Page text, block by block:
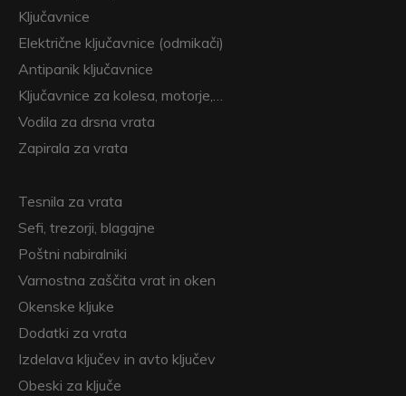
Ključavnice
Električne ključavnice (odmikači)
Antipanik ključavnice
Ključavnice za kolesa, motorje,…
Vodila za drsna vrata
Zapirala za vrata
Tesnila za vrata
Sefi, trezorji, blagajne
Poštni nabiralniki
Varnostna zaščita vrat in oken
Okenske kljuke
Dodatki za vrata
Izdelava ključev in avto ključev
Obeski za ključe